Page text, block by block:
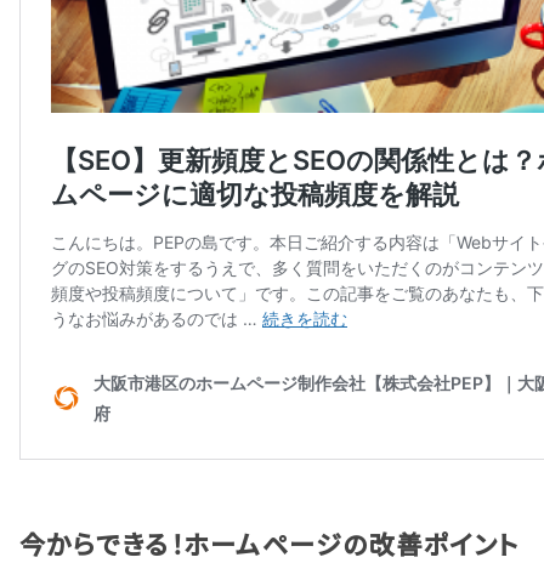
今からできる！ホームページの改善ポイント